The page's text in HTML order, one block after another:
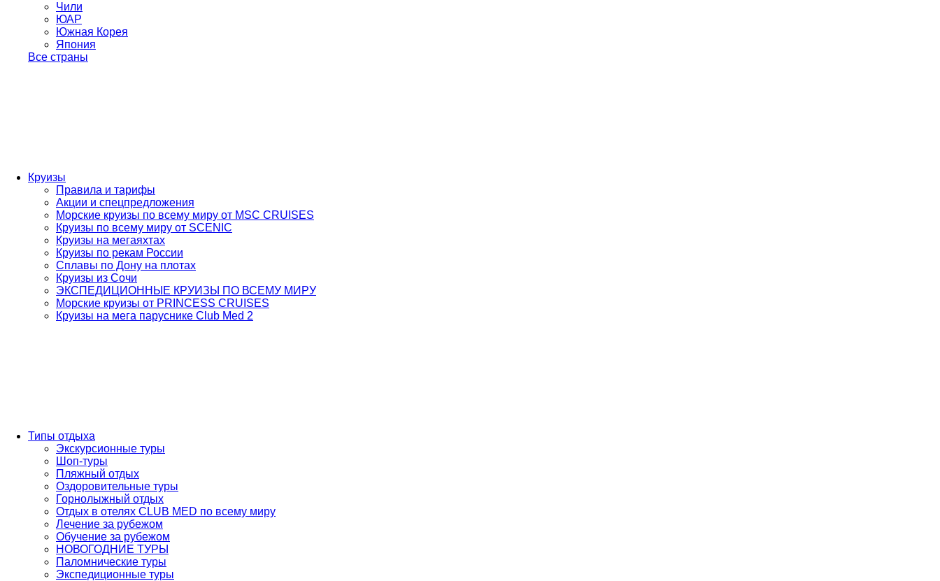
Чили
ЮАР
Южная Корея
Япония
Все страны
Круизы
Правила и тарифы
Акции и спецпредложения
Морские круизы по всему миру от MSC CRUISES
Круизы по всему миру от SCENIC
Круизы на мегаяхтах
Круизы по рекам России
Сплавы по Дону на плотах
Круизы из Сочи
ЭКСПЕДИЦИОННЫЕ КРУИЗЫ ПО ВСЕМУ МИРУ
Морские круизы от PRINCESS CRUISES
Круизы на мега паруснике Club Med 2
Типы отдыха
Экскурсионные туры
Шоп-туры
Пляжный отдых
Оздоровительные туры
Горнолыжный отдых
Отдых в отелях CLUB MED по всему миру
Лечение за рубежом
Обучение за рубежом
НОВОГОДНИЕ ТУРЫ
Паломнические туры
Экспедиционные туры